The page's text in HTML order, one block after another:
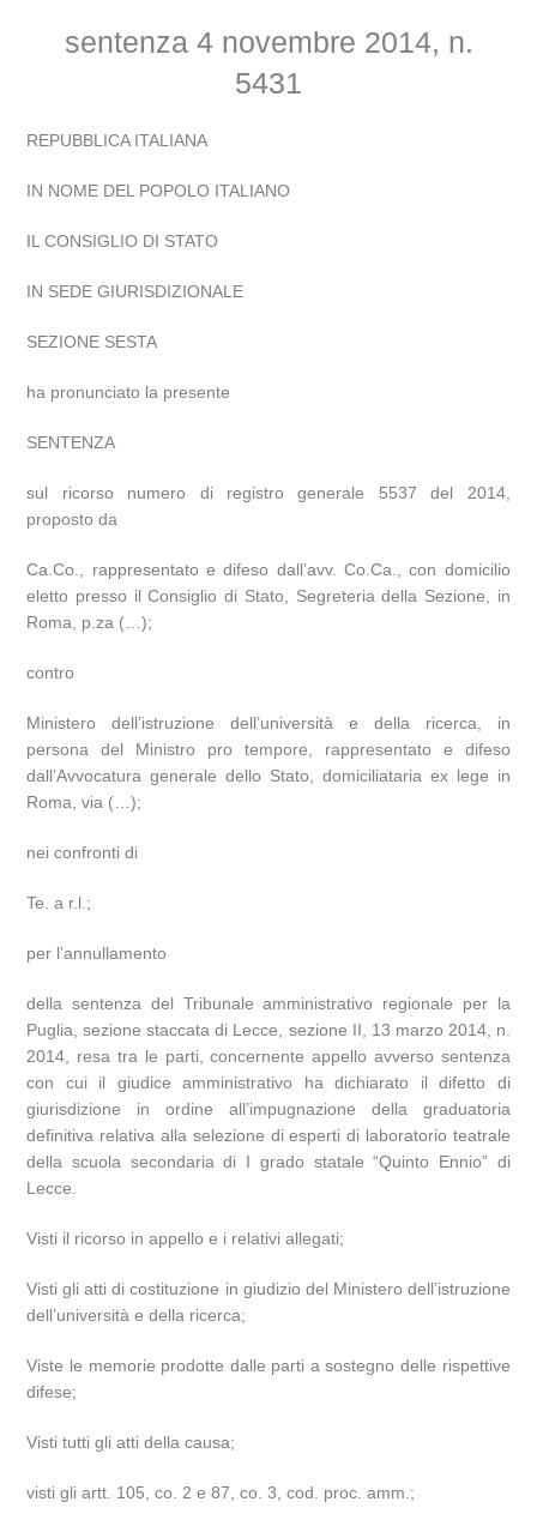
sentenza 4 novembre 2014, n.
5431
REPUBBLICA ITALIANA
IN NOME DEL POPOLO ITALIANO
IL CONSIGLIO DI STATO
IN SEDE GIURISDIZIONALE
SEZIONE SESTA
ha pronunciato la presente
SENTENZA
sul ricorso numero di registro generale 5537 del 2014,
proposto da
Ca.Co., rappresentato e difeso dall’avv. Co.Ca., con domicilio
eletto presso il Consiglio di Stato, Segreteria della Sezione, in
Roma, p.za (…);
contro
Ministero dell’istruzione dell’università e della ricerca, in
persona del Ministro pro tempore, rappresentato e difeso
dall’Avvocatura generale dello Stato, domiciliataria ex lege in
Roma, via (…);
nei confronti di
Te. a r.l.;
per l’annullamento
della sentenza del Tribunale amministrativo regionale per la
Puglia, sezione staccata di Lecce, sezione II, 13 marzo 2014, n.
2014, resa tra le parti, concernente appello avverso sentenza
con cui il giudice amministrativo ha dichiarato il difetto di
giurisdizione in ordine all’impugnazione della graduatoria
definitiva relativa alla selezione di esperti di laboratorio teatrale
della scuola secondaria di I grado statale “Quinto Ennio” di
Lecce.
Visti il ricorso in appello e i relativi allegati;
Visti gli atti di costituzione in giudizio del Ministero dell’istruzione
dell’università e della ricerca;
Viste le memorie prodotte dalle parti a sostegno delle rispettive
difese;
Visti tutti gli atti della causa;
visti gli artt. 105, co. 2 e 87, co. 3, cod. proc. amm.;